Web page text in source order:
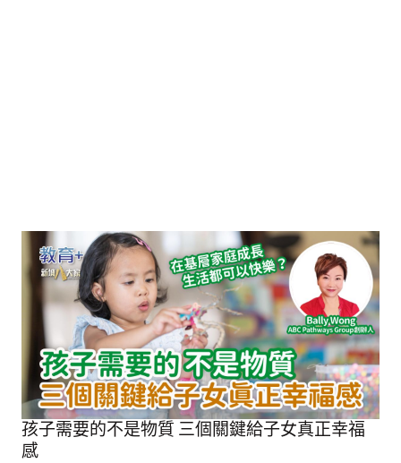
孩子需要的不是物質 三個關鍵給子女真正幸福
感